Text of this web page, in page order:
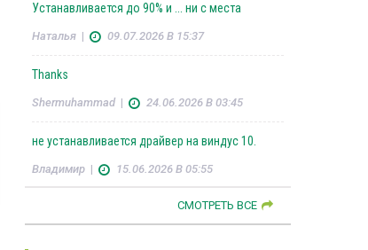
Устанавливается до 90% и ... ни с места
Наталья| 09.07.2026 В 15:37
Thanks
Shermuhammad| 24.06.2026 В 03:45
не устанавливается драйвер на виндус 10.
Владимир| 15.06.2026 В 05:55
СМОТРЕТЬ ВСЕ